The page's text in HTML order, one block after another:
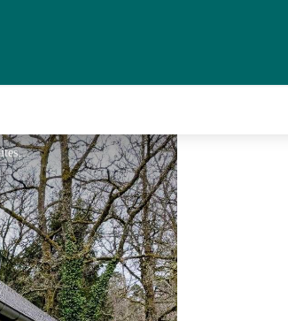
Beaumont Du Lac en Haute-Vienne (Limousin en Nouvelle Aquitaine)-_1 - Gîtes de France® Haute-Vienne